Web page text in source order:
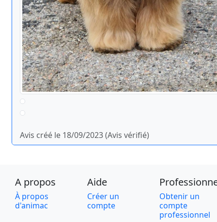
Avis créé le 18/09/2023 (Avis vérifié)
A propos Aide
À propos
d'animac
Créer un
compte
Obtenir un
compte
professionnel